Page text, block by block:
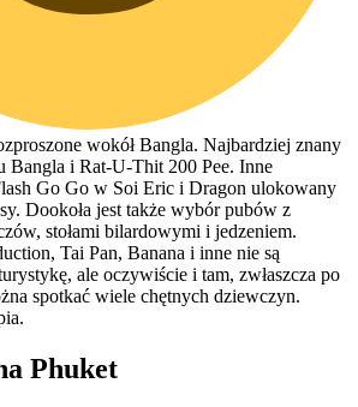
wokół Bangla. Najbardziej znany
Bangla i Rat-U-Thit 200 Pee. Inne
Go Go w Soi Eric i Dragon ulokowany
Dookoła jest także wybór pubów z
stołami bilardowymi i jedzeniem.
Tai Pan, Banana i inne nie są
ale oczywiście i tam, zwłaszcza po
spotkać wiele chętnych dziewczyn.
Phuket